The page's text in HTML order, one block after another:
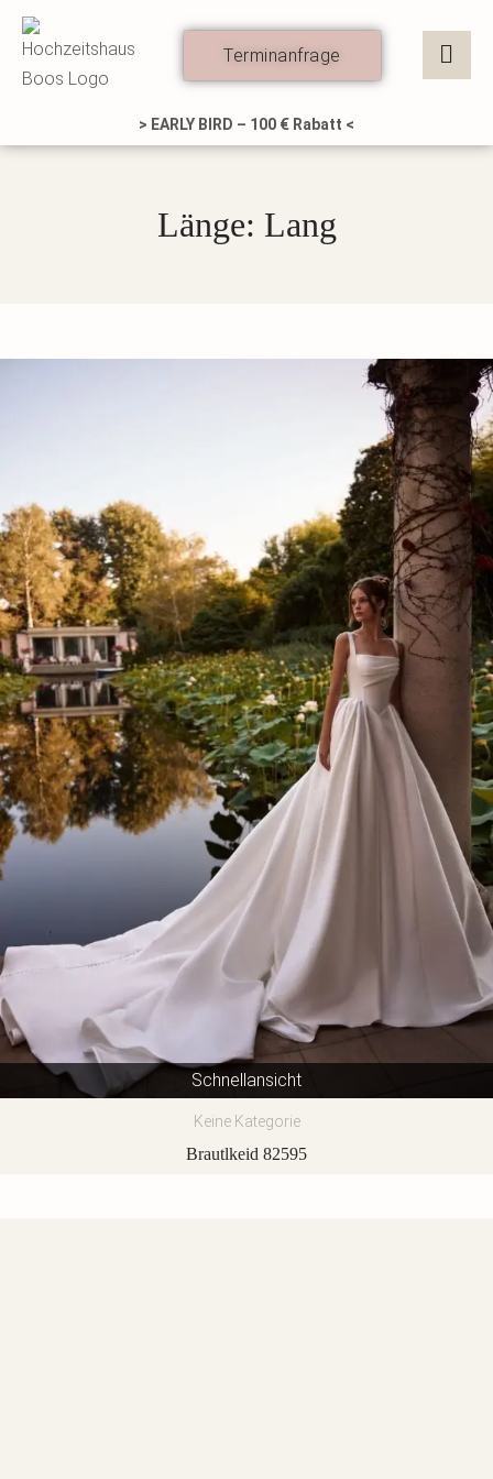
Zum
Inhalt
springen
Terminanfrage
> EARLY BIRD – 100 € Rabatt <
Länge: Lang
Schnellansicht
Keine Kategorie
Brautlkeid 82595